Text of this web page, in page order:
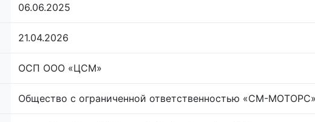
06.06.2025
21.04.2026
ОСП ООО «ЦСМ»
Общество с ограниченной ответственностью «СМ-